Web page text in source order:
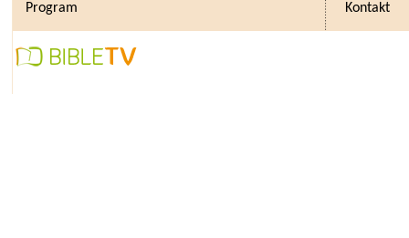
Program
Kontakt